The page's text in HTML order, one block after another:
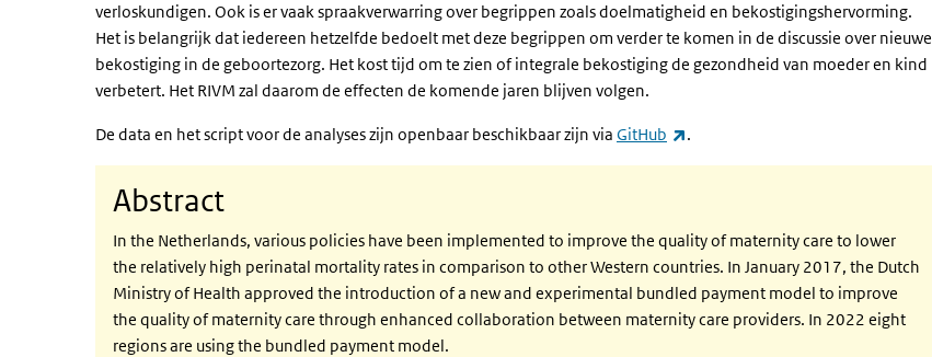
verloskundigen. Ook is er vaak spraakverwarring over begrippen zoals doelmatigheid en bekostigingshervorming.
Het is belangrijk dat iedereen hetzelfde bedoelt met deze begrippen om verder te komen in de discussie over nieuwe
bekostiging in de geboortezorg. Het kost tijd om te zien of integrale bekostiging de gezondheid van moeder en kind
verbetert. Het RIVM zal daarom de effecten de komende jaren blijven volgen.
De data en het script voor de analyses zijn openbaar beschikbaar zijn via GitHub (externe link)
.
Abstract
In the Netherlands, various policies have been implemented to improve the quality of maternity care to lower
the relatively high perinatal mortality rates in comparison to other Western countries. In January 2017, the Dutch
Ministry of Health approved the introduction of a new and experimental bundled payment model to improve
the quality of maternity care through enhanced collaboration between maternity care providers. In 2022 eight
regions are using the bundled payment model.